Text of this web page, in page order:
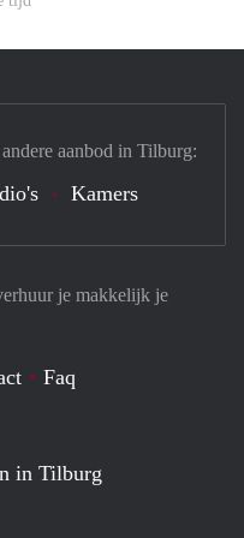
je makkelijk je
Faq
in Tilburg
aanbod in Tilburg:
Kamers